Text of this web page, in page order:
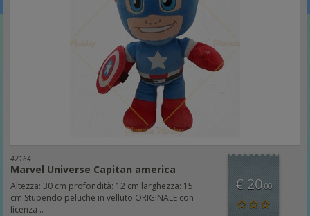
42164
Marvel Universe Capitan america
Altezza: 30 cm profondità: 12 cm larghezza: 15
cm Stupendo peluche in velluto ORIGINALE con
licenza ..
€ 20,00